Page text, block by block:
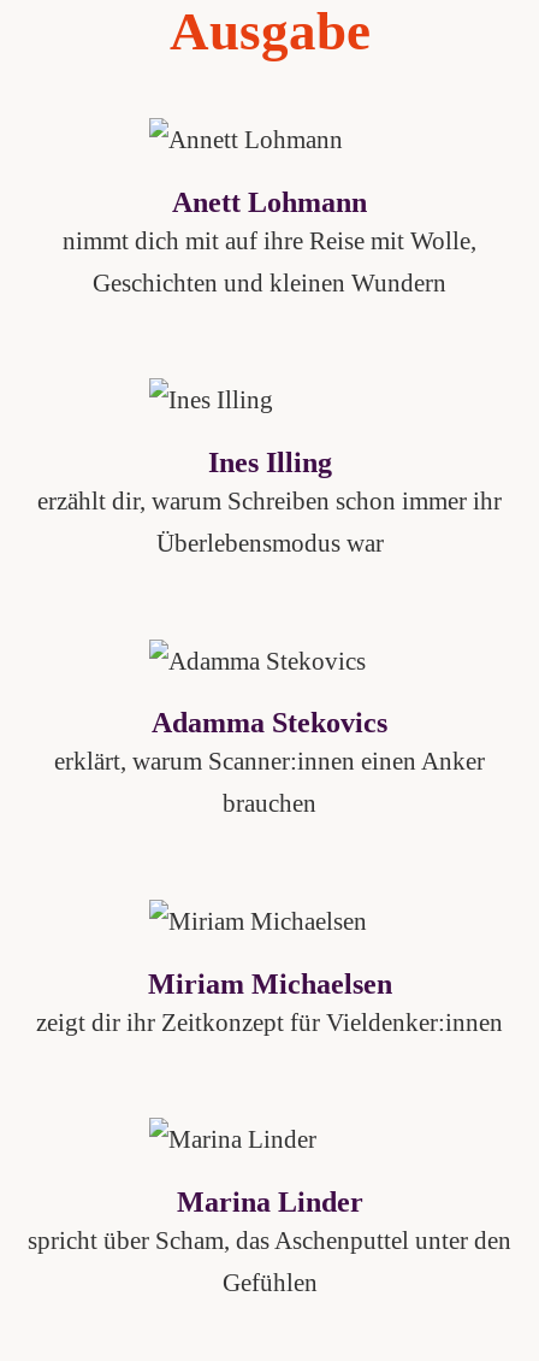
Ausgabe
Anett Lohmann
nimmt dich mit auf ihre Reise mit Wolle,
Geschichten und kleinen Wundern
Ines Illing
erzählt dir, warum Schreiben schon immer ihr
Überlebensmodus war
Adamma Stekovics
erklärt, warum Scanner:innen einen Anker
brauchen
Miriam Michaelsen
zeigt dir ihr Zeitkonzept für Vieldenker:innen
Marina Linder
spricht über Scham, das Aschenputtel unter den
Gefühlen